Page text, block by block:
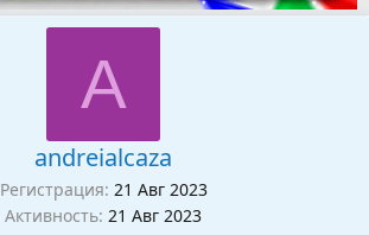
A
andreialcaza
Регистрация 21 Авг 2023
Активность 21 Авг 2023